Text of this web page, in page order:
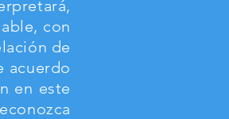
con
de
acuerdo
en este